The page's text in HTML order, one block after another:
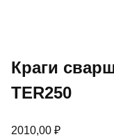
Краги
TER250
2010,00 ₽